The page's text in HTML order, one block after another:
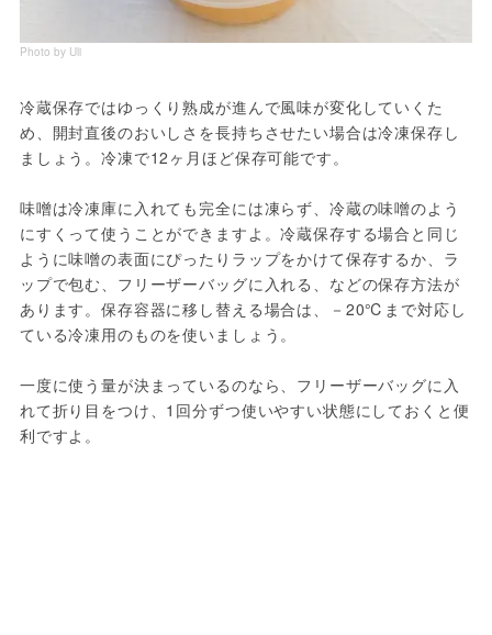
Photo by Uli
冷蔵保存ではゆっくり熟成が進んで風味が変化していくた
め、開封直後のおいしさを長持ちさせたい場合は冷凍保存し
ましょう。冷凍で12ヶ月ほど保存可能です。
味噌は冷凍庫に入れても完全には凍らず、冷蔵の味噌のよう
にすくって使うことができますよ。冷蔵保存する場合と同じ
ように味噌の表面にぴったりラップをかけて保存するか、ラ
ップで包む、フリーザーバッグに入れる、などの保存方法が
あります。保存容器に移し替える場合は、－20℃まで対応し
ている冷凍用のものを使いましょう。
一度に使う量が決まっているのなら、フリーザーバッグに入
れて折り目をつけ、1回分ずつ使いやすい状態にしておくと便
利ですよ。